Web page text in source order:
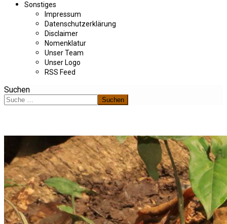
Sonstiges
Impressum
Datenschutzerklärung
Disclaimer
Nomenklatur
Unser Team
Unser Logo
RSS Feed
Suchen
Suchen